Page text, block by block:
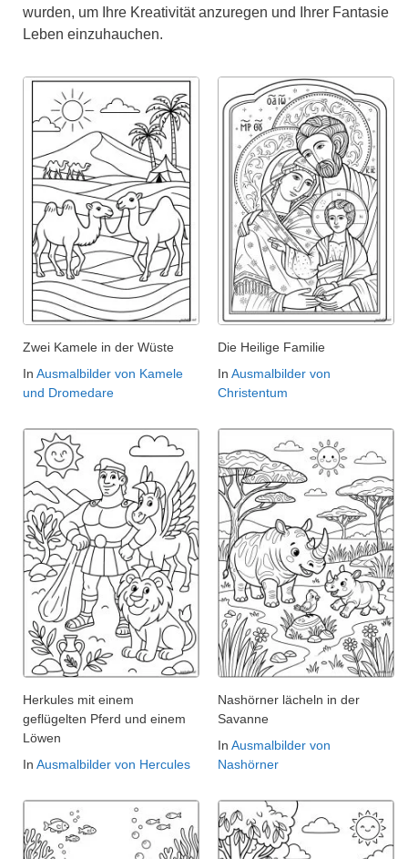
wurden, um Ihre Kreativität anzuregen und Ihrer Fantasie
Leben einzuhauchen.
Zwei Kamele in der Wüste
In Ausmalbilder von Kamele
und Dromedare
Die Heilige Familie
In Ausmalbilder von
Christentum
Herkules mit einem
geflügelten Pferd und einem
Löwen
In Ausmalbilder von Hercules
Nashörner lächeln in der
Savanne
In Ausmalbilder von
Nashörner